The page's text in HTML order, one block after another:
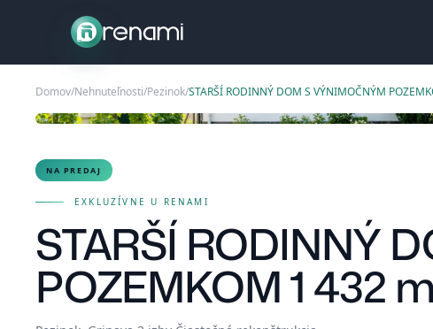
Domov/Nehnuteľnosti/Pezinok/
NA PREDAJ
EXKLUZÍVNE U RENAMI
STARŠÍ RODINNÝ
POZEMKOM 1 432